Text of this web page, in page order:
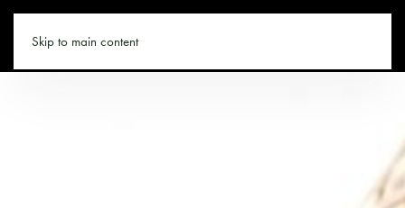
Skip to main content
LEOGANG.CO